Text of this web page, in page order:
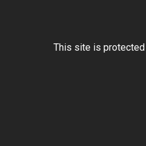
This site is protected